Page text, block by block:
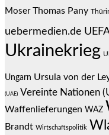
Moser Thomas Pany
uebermedien.de
Ukrainekrieg
Ungarn Ursula von der
(UAE) Vereinte Nationen
Waffenlieferungen WAZ
Brandt Wirtschaftspolitik